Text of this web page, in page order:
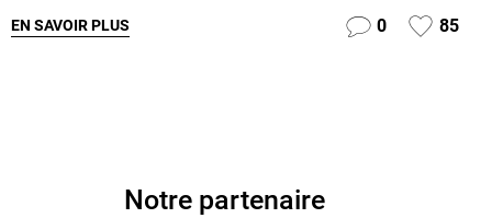
EN SAVOIR PLUS 0 85
Notre partenaire